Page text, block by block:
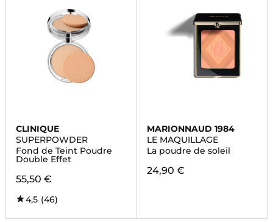
CLINIQUE
SUPERPOWDER
Fond de Teint Poudre
Double Effet
55,50 €
4,5 (46)
MARIONNAUD 1984
LE MAQUILLAGE
La poudre de soleil
24,90 €